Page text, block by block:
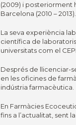
(2009) i posteriorment
Barcelona (2010 – 2013).
La seva experiència
científica de
universitats com el
Després de llicenciar-
en les oficines de
indústria farmacèutica.
En Farmàcies
fins a l’actualitat, sent